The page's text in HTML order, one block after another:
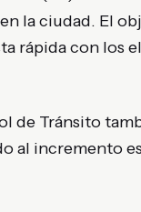
la ciudad. El
rápida con los
de Tránsito
al incremento